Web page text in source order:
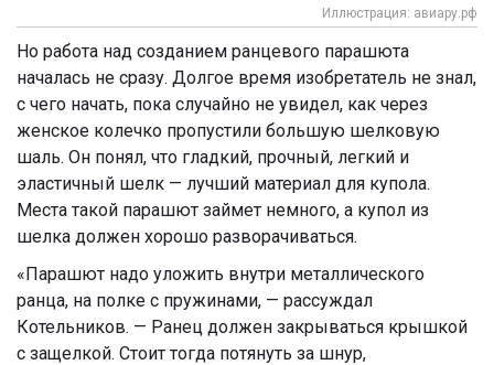
Иллюстрация: авиару.рф
Но работа над созданием ранцевого парашюта
началась не сразу. Долгое время изобретатель не знал,
с чего начать, пока случайно не увидел, как через
женское колечко пропустили большую шелковую
шаль. Он понял, что гладкий, прочный, легкий и
эластичный шелк — лучший материал для купола.
Места такой парашют займет немного, а купол из
шелка должен хорошо разворачиваться.
«Парашют надо уложить внутри металлического
ранца, на полке с пружинами, — рассуждал
Котельников. — Ранец должен закрываться крышкой
с защелкой. Стоит тогда потянуть за шнур,